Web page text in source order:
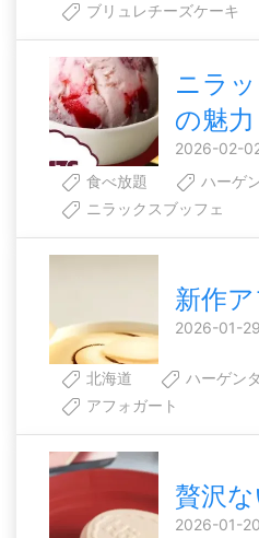
ブリュレチーズケーキ
ニラ
の魅力
2026-02-
食べ放題
ハーゲ
ニラックスブッフェ
新作
2026-01-
北海道
ハーゲン
アフォガート
贅沢
2026-01-